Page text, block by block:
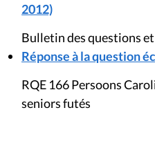
2012)
Bulletin des questions
Réponse à la question
RQE 166 Persoons
seniors futés